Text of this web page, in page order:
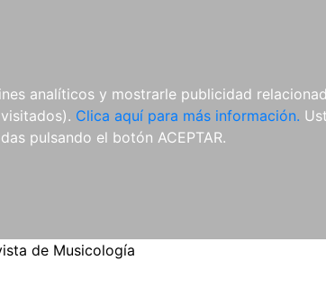
analíticos y mostrarle publicidad
Clica aquí para más información.
pulsando el botón ACEPTAR.
REVISTAS
CDS Y
DVDS
de Musicología